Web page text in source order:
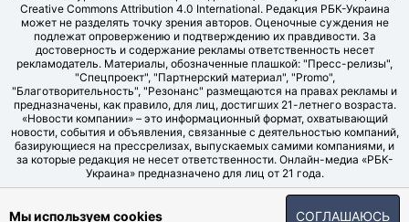
Creative Commons Attribution 4.0 International. Редакция РБК-Украина
может не разделять точку зрения авторов. Оценочные суждения не
подлежат опровержению и подтверждению их правдивости. За
достоверность и содержание рекламы ответственность несет
рекламодатель. Материалы, обозначенные плашкой: "Пресс-релизы",
"Спецпроект", "Партнерский материал", "Promo",
"Благотворительность", "Резонанс" размещаются на правах рекламы и
предназначены, как правило, для лиц, достигших 21-летнего возраста.
«Новости компании» – это информационный формат, охватывающий
новости, события и объявления, связанные с деятельностью компаний,
базирующиеся на прессрелизах, выпускаемых самими компаниями, и
за которые редакция не несет ответственности. Онлайн-медиа «РБК-
Украина» предназначено для лиц от 21 года.
© LLC "UBT MEDIA", 2006-2026.
Мы используем cookies СОГЛАШАЮСЬ